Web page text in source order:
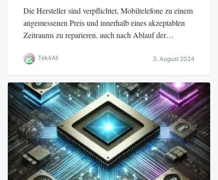
Die Hersteller sind verpflichtet, Mobiltelefone zu einem
angemessenen Preis und innerhalb eines akzeptablen
Zeitraums zu reparieren, auch nach Ablauf der…
Tek4All 3. August 2024